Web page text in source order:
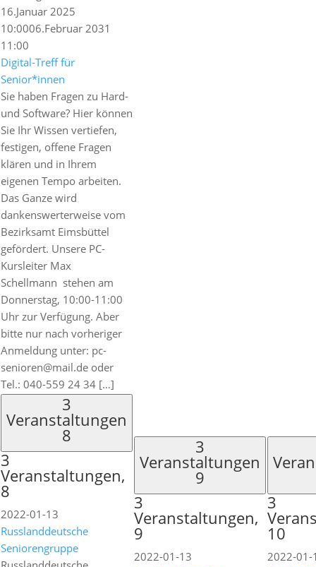
16.Januar 2025
10:0006.Februar 2031
11:00
Digital-Treff für
Senior*innen
Sie haben Fragen zu Hard-
und Software? Hier können
Sie Ihr Wissen vertiefen,
festigen, offene Fragen
klären und in Ihrem
eigenen Tempo arbeiten.
Das Ganze wird
dankenswerterweise vom
Bezirksamt Eimsbüttel
gefördert. Unsere PC-
Kursleiter Max
Schellmann stehen am
Donnerstag, 10:00-11:00
Uhr zur Verfügung. Aber
bitte nur nach vorheriger
Anmeldung unter: pc-
senioren@mail.de oder
Tel.: 040-559 24 34 […]
3
Veranstaltungen
8
3
Veranstaltungen,
8
2022-01-13
Russlanddeutsche
Seniorengruppe
3
Veranstaltungen
9
3
Veranstaltungen,
9
2022-01-13
3
10
2022-01-